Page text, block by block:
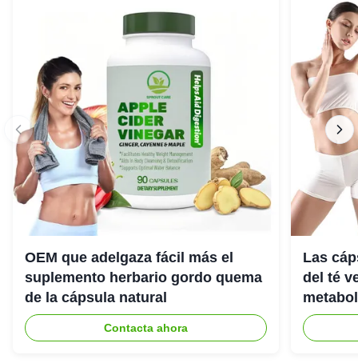
OEM que adelgaza fácil más el
suplemento herbario gordo quema
de la cápsula natural
Contacta ahora
Las
del té